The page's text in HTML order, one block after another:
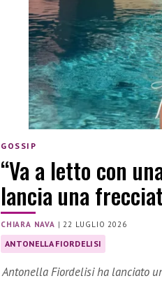
GOSSIP
“Va a letto con
lancia una
CHIARA NAVA |22 LUGLIO 2026
ANTONELLA FIORDELISI
Antonella Fiordelisi ha lanciato